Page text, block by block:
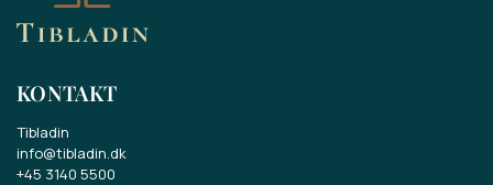
KONTAKT
Tibladin
info@tibladin.dk
+45 3140 5500